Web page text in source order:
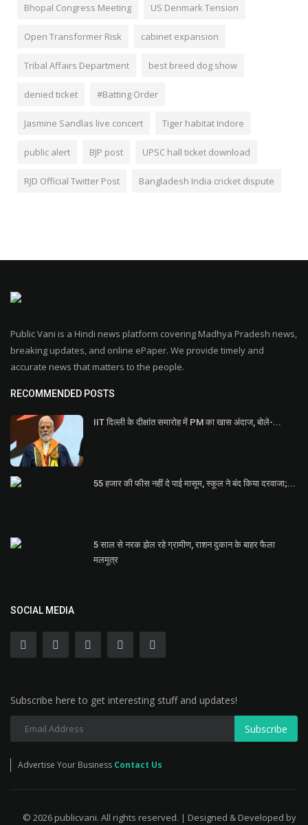
Bhopal Congress Meeting US Denmark Tension
Open Transformer Risk cabinet expansion
Tribal Affairs Department best breed dog show
denied ticket #Batting Order
Jasmine Sandlas live concert Tiger habitat Indore
public alert BJP post UPSC hall ticket download
RJD Official Twitter Post Bangladesh India cricket dispute
Public Vani is a Hindi news platform covering Madhya Pradesh news,
breaking updates, and online ePaper. We provide timely and
accurate news that matters to the people.
RECOMMENDED POSTS
IIT दिल्ली के दीक्षांत समारोह में PM का खास अंदाज, बोले-...
55 हजार की फीस नहीं दे पाई मासूम, स्कूल ने बंद किया दरवाजा;...
5 साल से नरक झेल रहे ग्रामीण, राशन दुकान के बाहर फैला
मलमूत्र
SOCIAL MEDIA
Subscribe here to get interesting stuff and updates!
Subscribe
Advertise Your Business Contact Us
© 2026 publicvani. All rights reserved. | Designed & Developed by